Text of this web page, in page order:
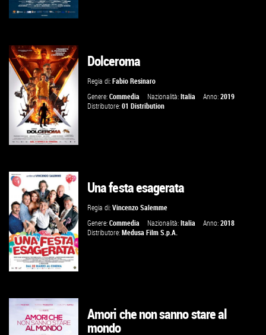
GUARDA IL TRAILER
VAI ALLA SCHEDA
GUARDA IL TRAILER
VAI ALLA SCHEDA
Dolceroma
Regia di:Fabio Resinaro
Genere:Commedia Nazionalità:Italia Anno:2019
Distributore:01 Distribution
GUARDA IL TRAILER
Una festa esagerata
Regia di:Vincenzo Salemme
Genere:Commedia Nazionalità:Italia Anno:2018
Distributore:Medusa Film S.p.A.
Amori che non sanno stare al
mondo